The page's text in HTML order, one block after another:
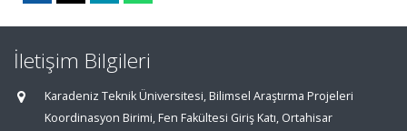
İletişim Bilgileri
Karadeniz Teknik Üniversitesi, Bilimsel Araştırma Projeleri
Koordinasyon Birimi, Fen Fakültesi Giriş Katı, Ortahisar